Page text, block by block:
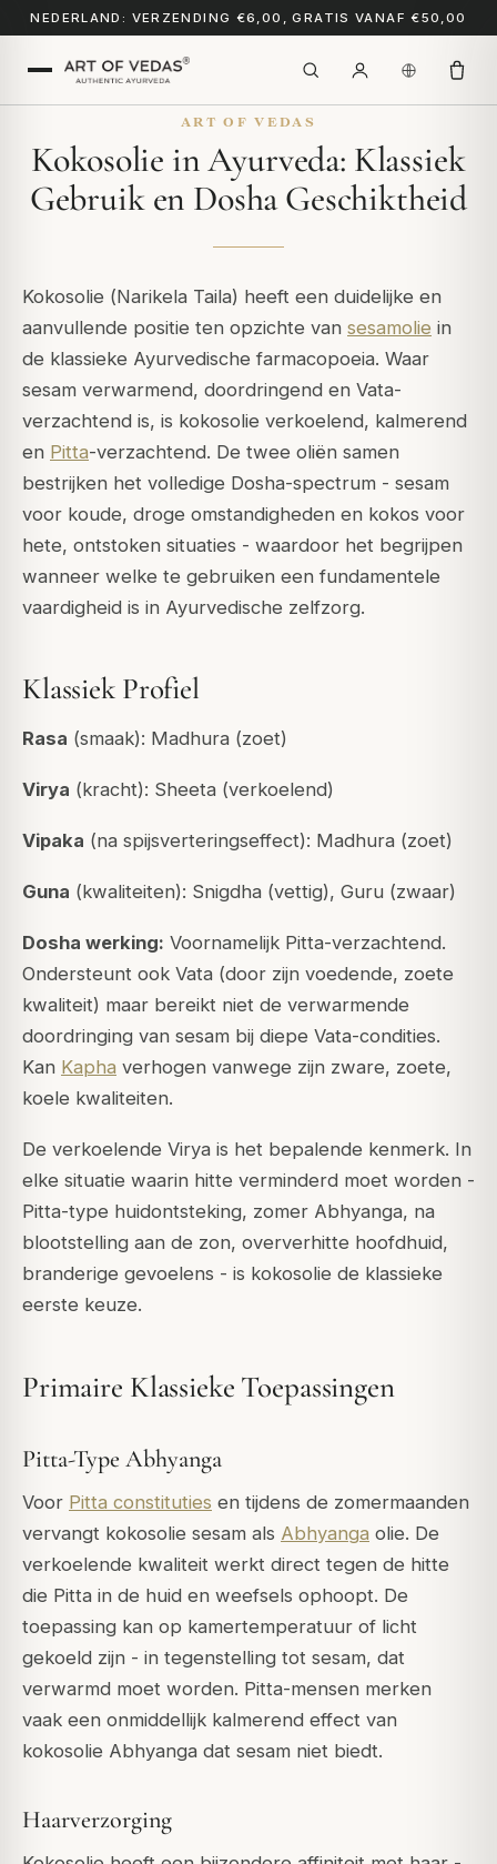
NEDERLAND: VERZENDING €6,00, GRATIS VANAF €50,00
ART OF VEDAS
Kokosolie in Ayurveda: Klassiek
Gebruik en Dosha Geschiktheid
Kokosolie (Narikela Taila) heeft een duidelijke en
aanvullende positie ten opzichte van sesamolie in
de klassieke Ayurvedische farmacopoeia. Waar
sesam verwarmend, doordringend en Vata-
verzachtend is, is kokosolie verkoelend, kalmerend
en Pitta-verzachtend. De twee oliën samen
bestrijken het volledige Dosha-spectrum - sesam
voor koude, droge omstandigheden en kokos voor
hete, ontstoken situaties - waardoor het begrijpen
wanneer welke te gebruiken een fundamentele
vaardigheid is in Ayurvedische zelfzorg.
Klassiek Profiel
Rasa (smaak): Madhura (zoet)
Virya (kracht): Sheeta (verkoelend)
Vipaka (na spijsverteringseffect): Madhura (zoet)
Guna (kwaliteiten): Snigdha (vettig), Guru (zwaar)
Dosha werking: Voornamelijk Pitta-verzachtend.
Ondersteunt ook Vata (door zijn voedende, zoete
kwaliteit) maar bereikt niet de verwarmende
doordringing van sesam bij diepe Vata-condities.
Kan Kapha verhogen vanwege zijn zware, zoete,
koele kwaliteiten.
De verkoelende Virya is het bepalende kenmerk. In
elke situatie waarin hitte verminderd moet worden -
Pitta-type huidontsteking, zomer Abhyanga, na
blootstelling aan de zon, oververhitte hoofdhuid,
branderige gevoelens - is kokosolie de klassieke
eerste keuze.
Primaire Klassieke Toepassingen
Pitta-Type Abhyanga
Voor Pitta constituties en tijdens de zomermaanden
vervangt kokosolie sesam als Abhyanga olie. De
verkoelende kwaliteit werkt direct tegen de hitte
die Pitta in de huid en weefsels ophoopt. De
toepassing kan op kamertemperatuur of licht
gekoeld zijn - in tegenstelling tot sesam, dat
verwarmd moet worden. Pitta-mensen merken
vaak een onmiddellijk kalmerend effect van
kokosolie Abhyanga dat sesam niet biedt.
Haarverzorging